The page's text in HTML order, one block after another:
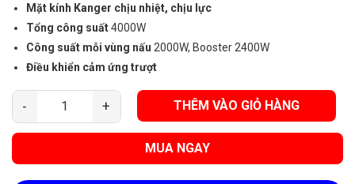
Mặt kính Kanger chịu nhiệt, chịu lực
Tổng công suất4000W
Công suất mỗi vùng nấu 2000W, Booster 2400W
Điều khiển cảm ứng trượt
Bếp Từ Đôi Latino LT-035I V2 số lượng
THÊM VÀO GIỎ HÀNG
MUA NGAY